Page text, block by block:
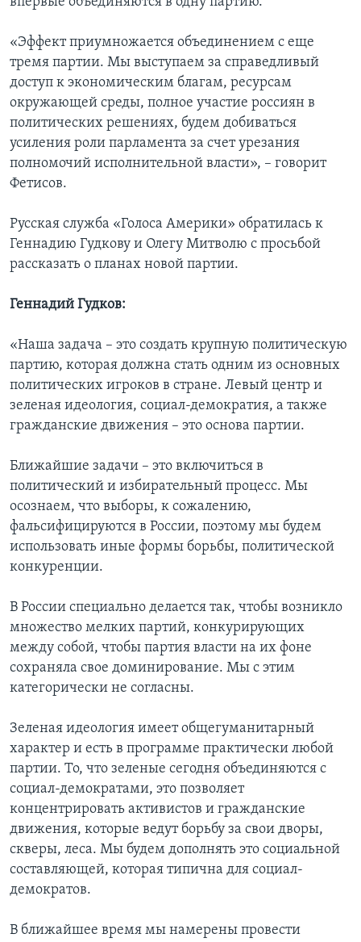
«Эффект приумножается объединением с еще
тремя партии. Мы выступаем за справедливый
доступ к экономическим благам, ресурсам
окружающей среды, полное участие россиян в
политических решениях, будем добиваться
усиления роли парламента за счет урезания
полномочий исполнительной власти», – говорит
Фетисов.
Русская служба «Голоса Америки» обратилась к
Геннадию Гудкову и Олегу Митволю с просьбой
рассказать о планах новой партии.
Геннадий Гудков:
«Наша задача – это создать крупную политическую
партию, которая должна стать одним из основных
политических игроков в стране. Левый центр и
зеленая идеология, социал-демократия, а также
гражданские движения – это основа партии.
Ближайшие задачи – это включиться в
политический и избирательный процесс. Мы
осознаем, что выборы, к сожалению,
фальсифицируются в России, поэтому мы будем
использовать иные формы борьбы, политической
конкуренции.
В России специально делается так, чтобы возникло
множество мелких партий, конкурирующих
между собой, чтобы партия власти на их фоне
сохраняла свое доминирование. Мы с этим
категорически не согласны.
Зеленая идеология имеет общегуманитарный
характер и есть в программе практически любой
партии. То, что зеленые сегодня объединяются с
социал-демократами, это позволяет
концентрировать активистов и гражданские
движения, которые ведут борьбу за свои дворы,
скверы, леса. Мы будем дополнять это социальной
составляющей, которая типична для социал-
демократов.
В ближайшее время мы намерены провести